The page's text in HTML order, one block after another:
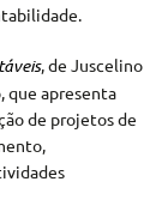
, de Juscelino
que apresenta
de projetos de